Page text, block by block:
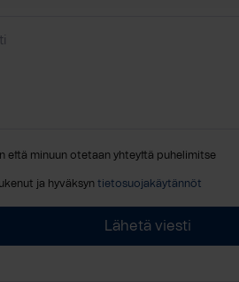
että minuun otetaan yhteyttä puhelimitse
ja hyväksyntietosuojakäytännöt